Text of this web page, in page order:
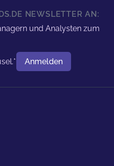
NEWSLETTER AN:
und Analysten zum
* Benutzername
Anmelden